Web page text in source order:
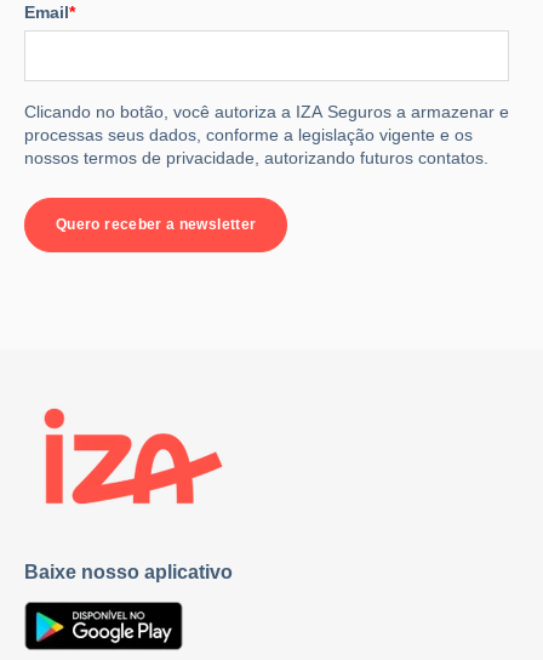
Email*
Clicando no botão, você autoriza a IZA Seguros a armazenar e
processas seus dados, conforme a legislação vigente e os
nossos termos de privacidade, autorizando futuros contatos.
Baixe nosso aplicativo